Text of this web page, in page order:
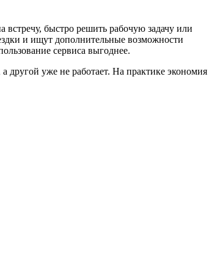
быстро решить рабочую задачу или
и ищут дополнительные возможности
сервиса выгоднее.
другой уже не работает. На практике экономия